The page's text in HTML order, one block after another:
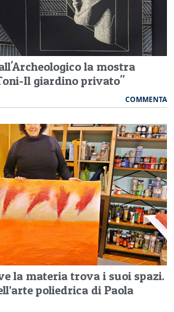
la mostra
Il giardino privato"
COMMENTA
la materia trova i suoi spazi.
poliedrica di Paola